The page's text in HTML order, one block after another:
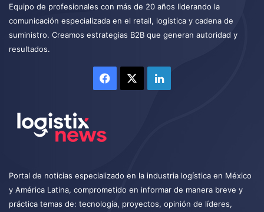
Equipo de profesionales con más de 20 años liderando la
comunicación especializada en el retail, logística y cadena de
suministro. Creamos estrategias B2B que generan autoridad y
resultados.
Facebook LinkedIn
Portal de noticias especializado en la industria logística en México
y América Latina, comprometido en informar de manera breve y
práctica temas de: tecnología, proyectos, opinión de líderes,